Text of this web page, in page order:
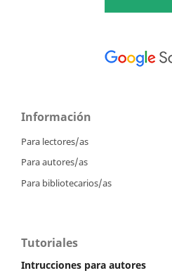
Información
Para lectores/as
Para autores/as
Para bibliotecarios/as
Tutoriales
Intrucciones para autores